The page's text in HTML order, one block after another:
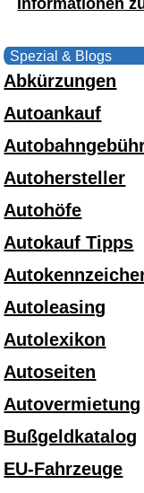
Spezial & Blogs
Abkürzungen
Autoankauf
Autohersteller
Autohöfe
Autokauf Tipps
Autoleasing
Autolexikon
Autoseiten
Autovermietung
Bußgeldkatalog
EU-Fahrzeuge